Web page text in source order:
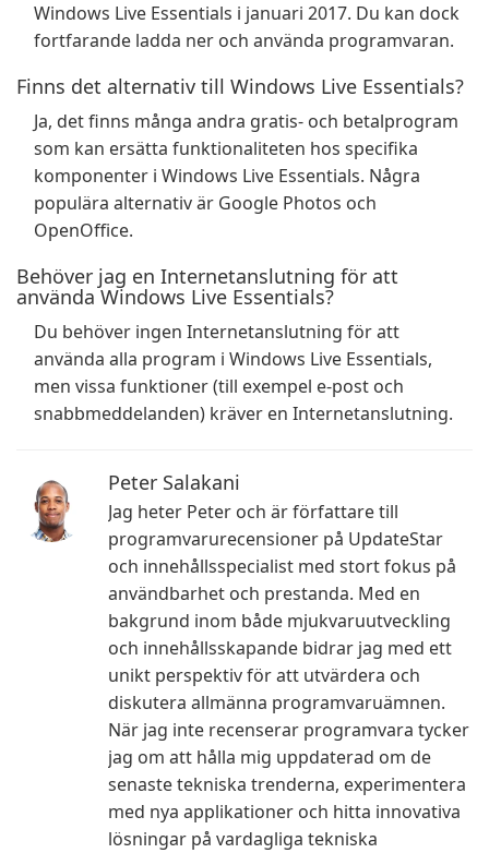
Windows Live Essentials i januari 2017. Du kan dock
fortfarande ladda ner och använda programvaran.
Finns det alternativ till Windows Live Essentials?
Ja, det finns många andra gratis- och betalprogram
som kan ersätta funktionaliteten hos specifika
komponenter i Windows Live Essentials. Några
populära alternativ är Google Photos och
OpenOffice.
Behöver jag en Internetanslutning för att
använda Windows Live Essentials?
Du behöver ingen Internetanslutning för att
använda alla program i Windows Live Essentials,
men vissa funktioner (till exempel e-post och
snabbmeddelanden) kräver en Internetanslutning.
Peter Salakani
Jag heter Peter och är författare till
programvarurecensioner på UpdateStar
och innehållsspecialist med stort fokus på
användbarhet och prestanda. Med en
bakgrund inom både mjukvaruutveckling
och innehållsskapande bidrar jag med ett
unikt perspektiv för att utvärdera och
diskutera allmänna programvaruämnen.
När jag inte recenserar programvara tycker
jag om att hålla mig uppdaterad om de
senaste tekniska trenderna, experimentera
med nya applikationer och hitta innovativa
lösningar på vardagliga tekniska